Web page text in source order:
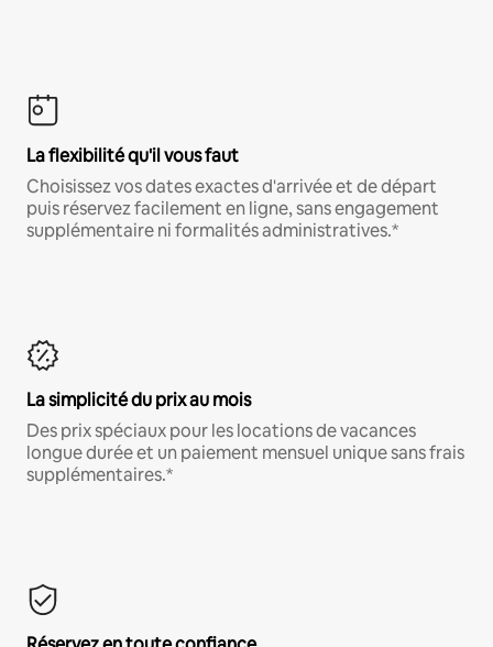
La flexibilité qu'il vous faut
Choisissez vos dates exactes d'arrivée et de départ
puis réservez facilement en ligne, sans engagement
supplémentaire ni formalités administratives.*
La simplicité du prix au mois
Des prix spéciaux pour les locations de vacances
longue durée et un paiement mensuel unique sans frais
supplémentaires.*